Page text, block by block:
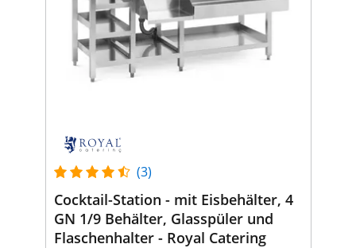
(3)
Cocktail-Station - mit Eisbehälter, 4
GN 1/9 Behälter, Glasspüler und
Flaschenhalter - Royal Catering